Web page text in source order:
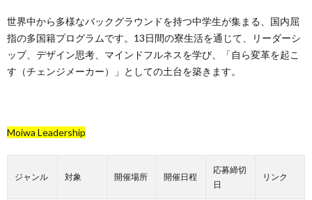
世界中から多様なバックグラウンドを持つ中学生が集まる、国内屈
指の多国籍プログラムです。13日間の寮生活を通じて、リーダーシ
ップ、デザイン思考、マインドフルネスを学び、「自ら変革を起こ
す（チェンジメーカー）」としての土台を築きます。
Moiwa Leadership
ジャンル 対象 開催場所 開催日程
応募締切
日
リンク